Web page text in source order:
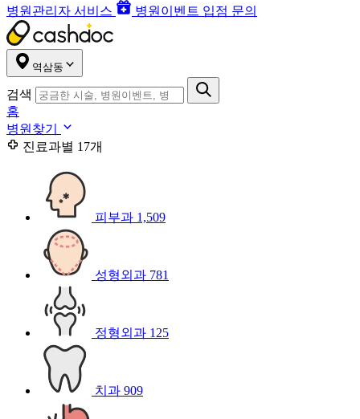
병원관리자 서비스
병원이벤트 입점 문의
역삼동
검색
홈
병원찾기
진료과별 17개
피부과 1,509
성형외과 781
정형외과 125
치과 909